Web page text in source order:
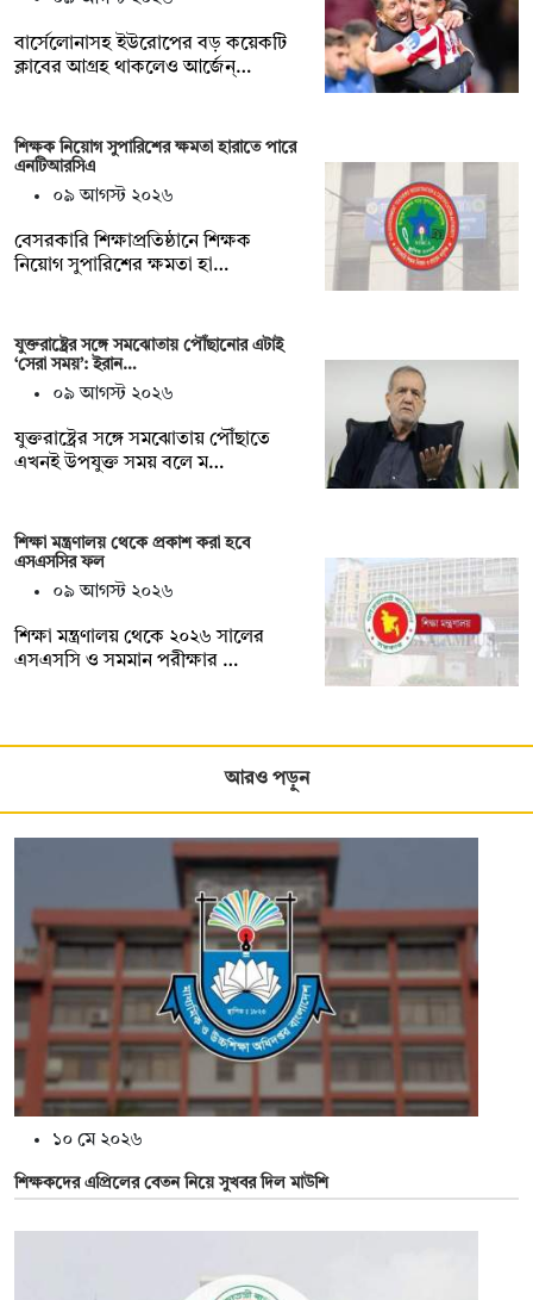
বার্সেলোনাসহ ইউরোপের বড় কয়েকটি
ক্লাবের আগ্রহ থাকলেও আর্জেন্…
শিক্ষক নিয়োগ সুপারিশের ক্ষমতা হারাতে পারে
এনটিআরসিএ
০৯ আগস্ট ২০২৬
বেসরকারি শিক্ষাপ্রতিষ্ঠানে শিক্ষক
নিয়োগ সুপারিশের ক্ষমতা হা…
যুক্তরাষ্ট্রের সঙ্গে সমঝোতায় পৌঁছানোর এটাই
‘সেরা সময়’: ইরান…
০৯ আগস্ট ২০২৬
যুক্তরাষ্ট্রের সঙ্গে সমঝোতায় পৌঁছাতে
এখনই উপযুক্ত সময় বলে ম…
শিক্ষা মন্ত্রণালয় থেকে প্রকাশ করা হবে
এসএসসির ফল
০৯ আগস্ট ২০২৬
শিক্ষা মন্ত্রণালয় থেকে ২০২৬ সালের
এসএসসি ও সমমান পরীক্ষার …
আরও পড়ুন
১০ মে ২০২৬
শিক্ষকদের এপ্রিলের বেতন নিয়ে সুখবর দিল মাউশি